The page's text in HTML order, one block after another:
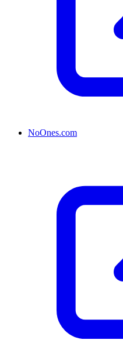
NoOnes.com